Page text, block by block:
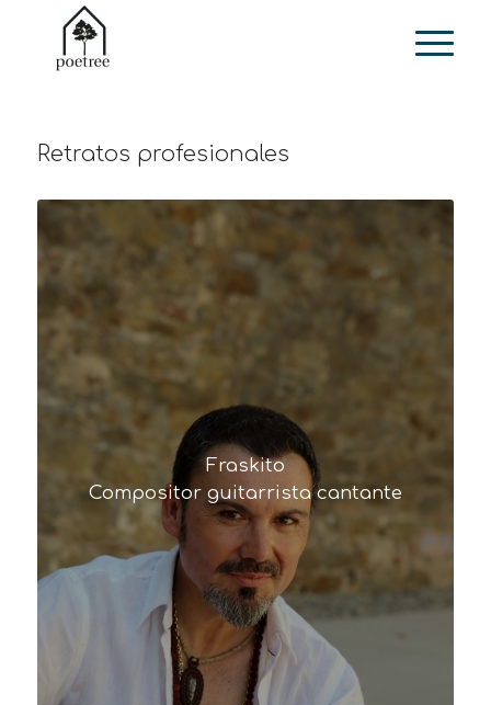
Retratos profesionales
Fraskito
Compositor guitarrista cantante